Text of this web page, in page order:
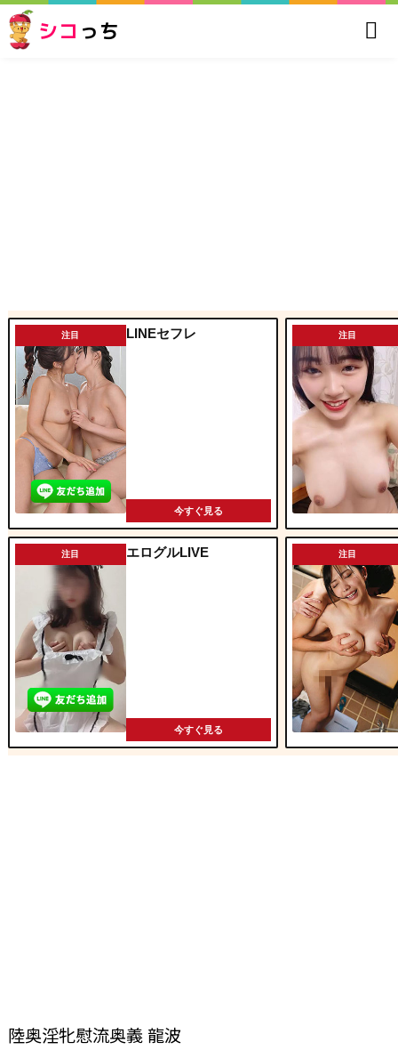
シコ っち
注目 LINEセフレ
今すぐ見る
注目 エログルLIVE
今すぐ見る
注目
注目
陸奥淫牝慰流奥義 龍波